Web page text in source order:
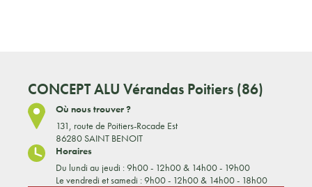
CONCEPT ALU Vérandas Poitiers (86)
Où nous trouver ?
131, route de Poitiers-Rocade Est
86280 SAINT BENOIT
Horaires
Du lundi au jeudi : 9h00 - 12h00 & 14h00 - 19h00
Le vendredi et samedi : 9h00 - 12h00 & 14h00 - 18h00